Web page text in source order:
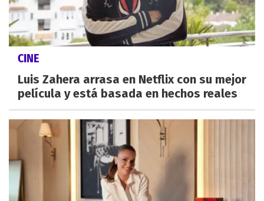
CINE
Luis Zahera arrasa en Netflix con su mejor
película y está basada en hechos reales